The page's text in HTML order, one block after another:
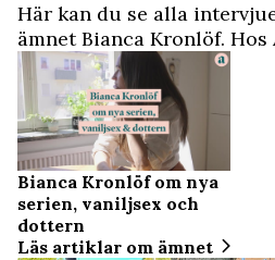
Här kan du se alla
ämnet Bianca Kronlöf.
och mycket mer.
Bianca Kronlöf om nya
serien, vaniljsex och
dottern
Läs artiklar om ämnet